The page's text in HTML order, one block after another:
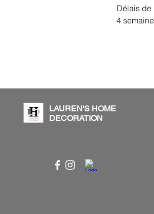
Délais de
4
LAUREN'S HOME
DECORATION